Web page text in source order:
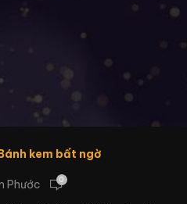
kem bất ngờ
Phước
0